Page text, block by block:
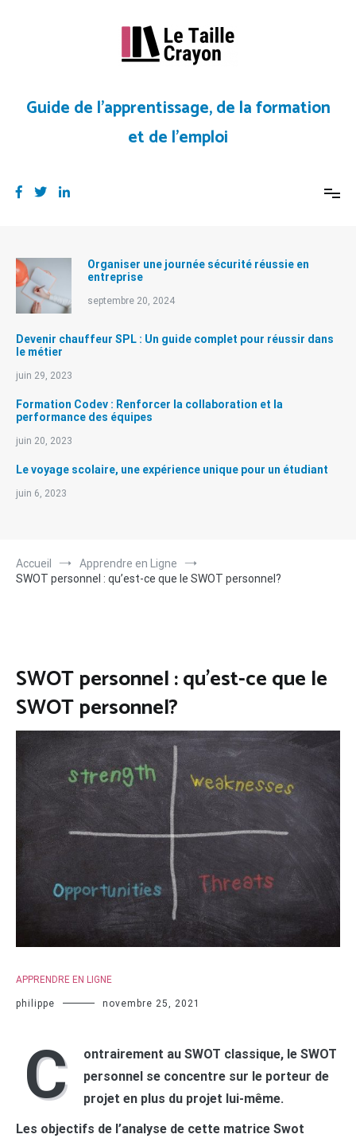
Guide de l’apprentissage, de la formation
et de l’emploi
Organiser une journée sécurité réussie en
entreprise
septembre 20, 2024
Devenir chauffeur SPL : Un guide complet pour réussir dans
le métier
juin 29, 2023
Formation Codev : Renforcer la collaboration et la
performance des équipes
juin 20, 2023
Le voyage scolaire, une expérience unique pour un étudiant
juin 6, 2023
Accueil
Apprendre en Ligne
SWOT personnel : qu’est-ce que le SWOT personnel?
SWOT personnel : qu’est-ce que le
SWOT personnel?
APPRENDRE EN LIGNE
philippe novembre 25, 2021
C
ontrairement au SWOT classique, le SWOT
personnel se concentre sur le porteur de
projet en plus du projet lui-même.
Les objectifs de l’analyse de cette matrice Swot